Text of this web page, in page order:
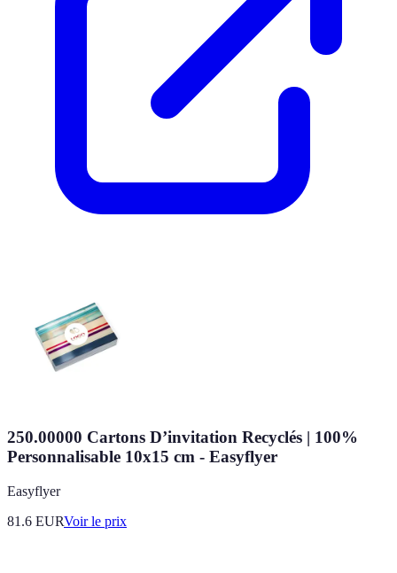
250.00000 Cartons D’invitation Recyclés | 100%
Personnalisable 10x15 cm - Easyflyer
Easyflyer
81.6 EURVoir le prix